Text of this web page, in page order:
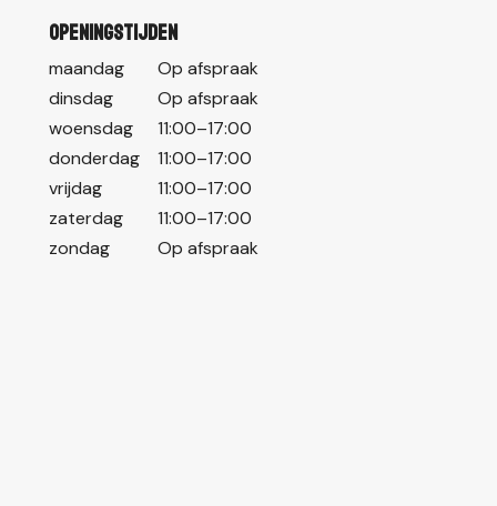
Openingstijden
maandag
Op afspraak
dinsdag
Op afspraak
woensdag
11:00–17:00
donderdag
11:00–17:00
vrijdag
11:00–17:00
zaterdag
11:00–17:00
zondag
Op afspraak